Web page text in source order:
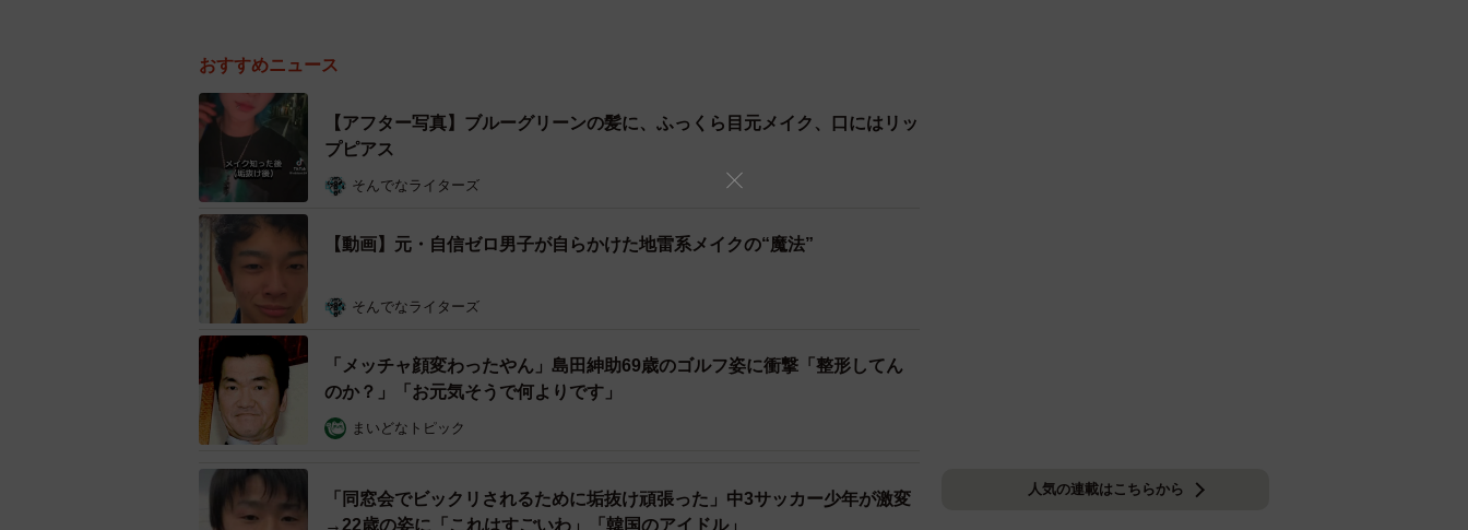
得意ではありませんでした。特に一重や顔立ちに対して『もっとこうなれたらいいのに』と
思うことが多くて、自分に自信を持てなかった記憶があります」
おすすめニュース
【アフター写真】ブルーグリーンの髪に、ふっくら目元メイク、口にはリッ
プピアス
そんでなライターズ
【動画】元・自信ゼロ男子が自らかけた地雷系メイクの“魔法”
そんでなライターズ
「メッチャ顔変わったやん」島田紳助69歳のゴルフ姿に衝撃「整形してん
のか？」「お元気そうで何よりです」
まいどなトピック
「同窓会でビックリされるために垢抜け頑張った」中3サッカー少年が激変
→22歳の姿に「これはすごいわ」「韓国のアイドル」
人気の連載はこちらから